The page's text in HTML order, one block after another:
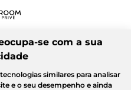
se com a sua
similares para analisar
e o seu desempenho e ainda